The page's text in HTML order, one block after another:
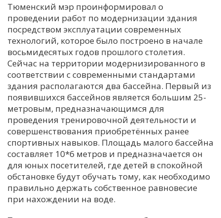
Тюменский мэр проинформировал о
проведении работ по модернизации здания
посредством эксплуатации современных
технологий, которое было построено в начале
восьмидесятых годов прошлого столетия.
Сейчас на территории модернизированного в
соответствии с современными стандартами
здания располагаются два бассейна. Первый из
появившихся бассейнов является большим 25-
метровым, предназначающимся для
проведения тренировочной деятельности и
совершенствования приобретённых ранее
спортивных навыков. Площадь малого бассейна
составляет 10*6 метров и предназначается он
для юных посетителей, где детей в спокойной
обстановке будут обучать тому, как необходимо
правильно держать собственное равновесие
при нахождении на воде.